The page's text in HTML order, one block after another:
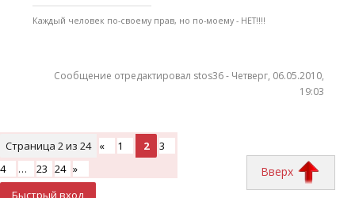
Каждый человек по-своему прав, но по-моему - НЕТ!!!!
Сообщение отредактировал stos36- Четверг, 06.05.2010,
19:03
Страница 2из 24 « 1 2
3
4
… 23 24 » Вверх